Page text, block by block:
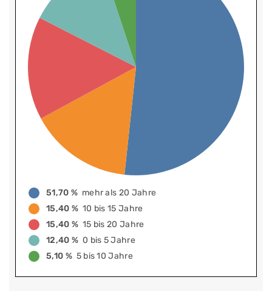
51,70 % mehr als 20 Jahre
15,40 % 10 bis 15 Jahre
15,40 % 15 bis 20 Jahre
12,40 % 0 bis 5 Jahre
5,10 % 5 bis 10 Jahre